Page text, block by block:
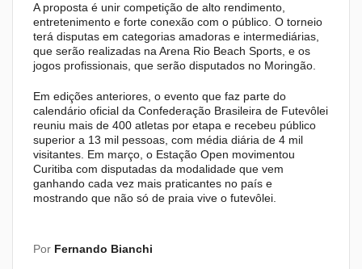
A proposta é unir competição de alto rendimento,
entretenimento e forte conexão com o público. O torneio
terá disputas em categorias amadoras e intermediárias,
que serão realizadas na Arena Rio Beach Sports, e os
jogos profissionais, que serão disputados no Moringão.
Em edições anteriores, o evento que faz parte do
calendário oficial da Confederação Brasileira de Futevôlei
reuniu mais de 400 atletas por etapa e recebeu público
superior a 13 mil pessoas, com média diária de 4 mil
visitantes. Em março, o Estação Open movimentou
Curitiba com disputadas da modalidade que vem
ganhando cada vez mais praticantes no país e
mostrando que não só de praia vive o futevôlei.
Por Fernando Bianchi